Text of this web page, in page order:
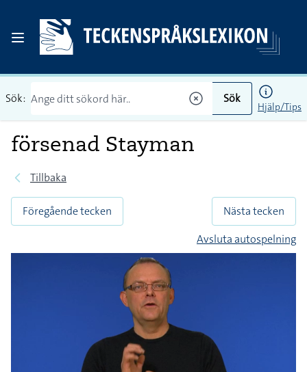
Sök: Sök
Hjälp/Tips
försenad Stayman
Tillbaka
Föregående tecken
Nästa tecken
Avsluta autospelning